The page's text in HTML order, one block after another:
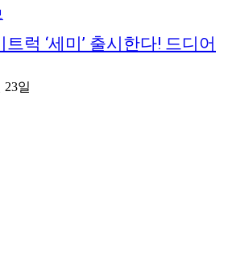
럭 ‘세미’ 출시한다! 드디어
23일